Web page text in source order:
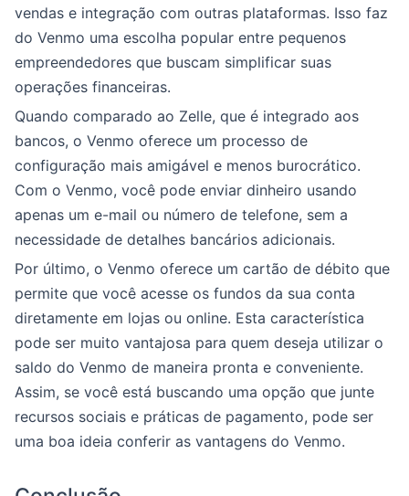
vendas e integração com outras plataformas. Isso faz
do Venmo uma escolha popular entre pequenos
empreendedores que buscam simplificar suas
operações financeiras.
Quando comparado ao Zelle, que é integrado aos
bancos, o Venmo oferece um processo de
configuração mais amigável e menos burocrático.
Com o Venmo, você pode enviar dinheiro usando
apenas um e-mail ou número de telefone, sem a
necessidade de detalhes bancários adicionais.
Por último, o Venmo oferece um cartão de débito que
permite que você acesse os fundos da sua conta
diretamente em lojas ou online. Esta característica
pode ser muito vantajosa para quem deseja utilizar o
saldo do Venmo de maneira pronta e conveniente.
Assim, se você está buscando uma opção que junte
recursos sociais e práticas de pagamento, pode ser
uma boa ideia conferir as vantagens do Venmo.